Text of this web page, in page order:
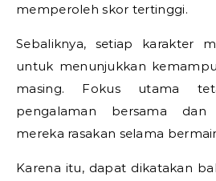
memperoleh skor tertinggi.
Sebaliknya, setiap karakter
untuk menunjukkan
masing. Fokus utama
pengalaman bersama dan
mereka rasakan selama
Karena itu, dapat dikatakan